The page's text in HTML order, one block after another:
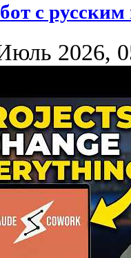
с
2026,